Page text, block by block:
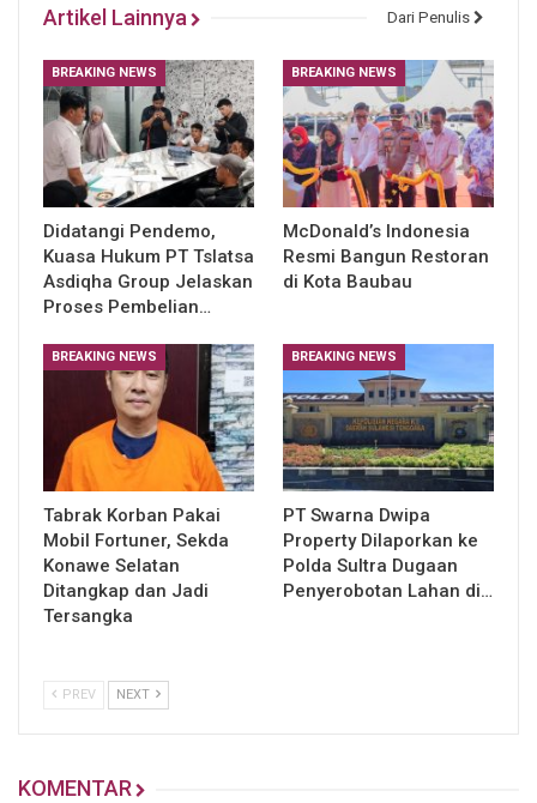
Artikel Lainnya Dari Penulis
BREAKING NEWS
Didatangi Pendemo,
Kuasa Hukum PT Tslatsa
Asdiqha Group Jelaskan
Proses Pembelian…
BREAKING NEWS
McDonald’s Indonesia
Resmi Bangun Restoran
di Kota Baubau
BREAKING NEWS
Tabrak Korban Pakai
Mobil Fortuner, Sekda
Konawe Selatan
Ditangkap dan Jadi
Tersangka
BREAKING NEWS
PT Swarna Dwipa
Property Dilaporkan ke
Polda Sultra Dugaan
Penyerobotan Lahan di…
PREV NEXT
KOMENTAR